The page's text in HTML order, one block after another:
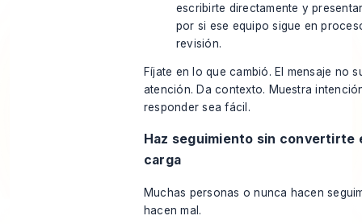
escribirte directamente y
por si ese equipo sigue en
revisión.
Fíjate en lo que cambió. El mensaje no
atención. Da contexto. Muestra
responder sea fácil.
Haz seguimiento sin convertirte
carga
Muchas personas o nunca hacen
hacen mal.